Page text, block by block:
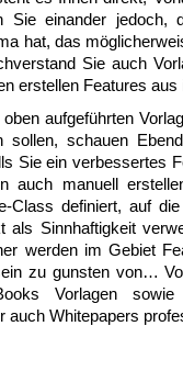
Sie einander
hat, das
Sie auch
erstellen Features
aufgeführten
schauen
Sie ein verbessertes
auch manuell
Class definiert, auf
als Sinnhaftigkeit
werden im Gebiet
zu gunsten von…
Vorlagen sowie
auch Whitepapers